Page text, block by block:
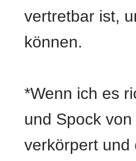
vertretbar ist,
können.
*Wenn ich es
und Spock
verkörpert und